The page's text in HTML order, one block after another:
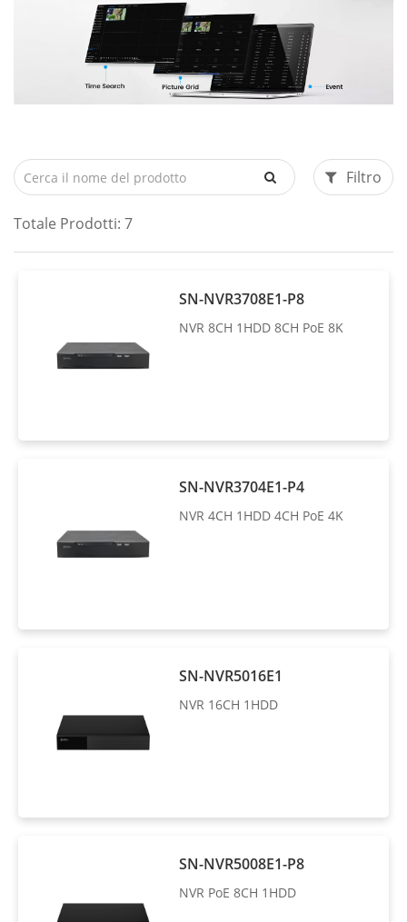
Filtro
Totale Prodotti: 7
SN-NVR3708E1-P8
NVR 8CH 1HDD 8CH PoE 8K
SN-NVR3704E1-P4
NVR 4CH 1HDD 4CH PoE 4K
SN-NVR5016E1
NVR 16CH 1HDD
SN-NVR5008E1-P8
NVR PoE 8CH 1HDD